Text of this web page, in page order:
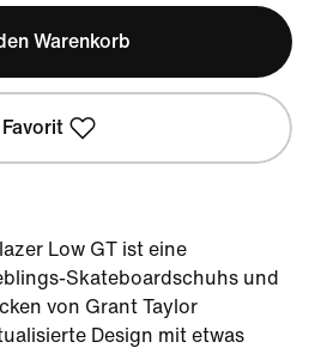
Warenkorb
Favorit
Low GT ist eine
Skateboardschuhs und
von Grant Taylor
Design mit etwas